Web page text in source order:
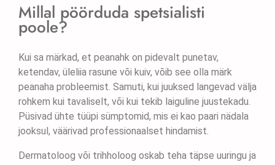
Millal pöörduda spetsialisti
poole?
Kui sa märkad, et peanahk on pidevalt punetav,
ketendav, üleliia rasune või kuiv, võib see olla märk
peanaha probleemist. Samuti, kui juuksed langevad välja
rohkem kui tavaliselt, või kui tekib laiguline juustekadu.
Püsivad ühte tüüpi sümptomid, mis ei kao paari nädala
jooksul, väärivad professionaalset hindamist.
Dermatoloog või trihholoog oskab teha täpse uuringu ja